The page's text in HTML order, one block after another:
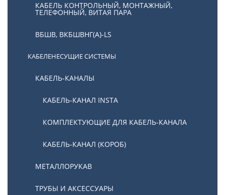
КАБЕЛЬ КОНТРОЛЬНЫЙ, МОНТАЖНЫЙ,
ТЕЛЕФОННЫЙ, ВИТАЯ ПАРА
ВБШВ, ВКБШВНГ(А)-LS
КАБЕЛЕНЕСУЩИЕ СИСТЕМЫ
КАБЕЛЬ-КАНАЛЫ
КАБЕЛЬ-КАНАЛ INSTA
КОМПЛЕКТУЮЩИЕ ДЛЯ КАБЕЛЬ-КАНАЛА
КАБЕЛЬ-КАНАЛ (КОРОБ)
МЕТАЛЛОРУКАВ
ТРУБЫ И АКСЕССУАРЫ